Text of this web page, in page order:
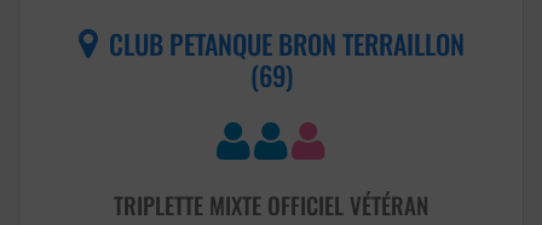
CLUB PETANQUE BRON TERRAILLON
(69)
TRIPLETTE MIXTE OFFICIEL VÉTÉRAN